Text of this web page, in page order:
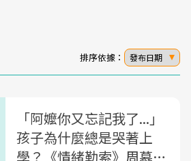
排序依據： 發布日期
「阿嬤你又忘記我了...」
孩子為什麼總是哭著上
學？《情緒勒索》周慕